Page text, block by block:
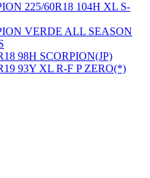
225/60R18 104H XL S-
VERDE ALL SEASON
98H SCORPION(JP)
93Y XL R-F P ZERO(*)